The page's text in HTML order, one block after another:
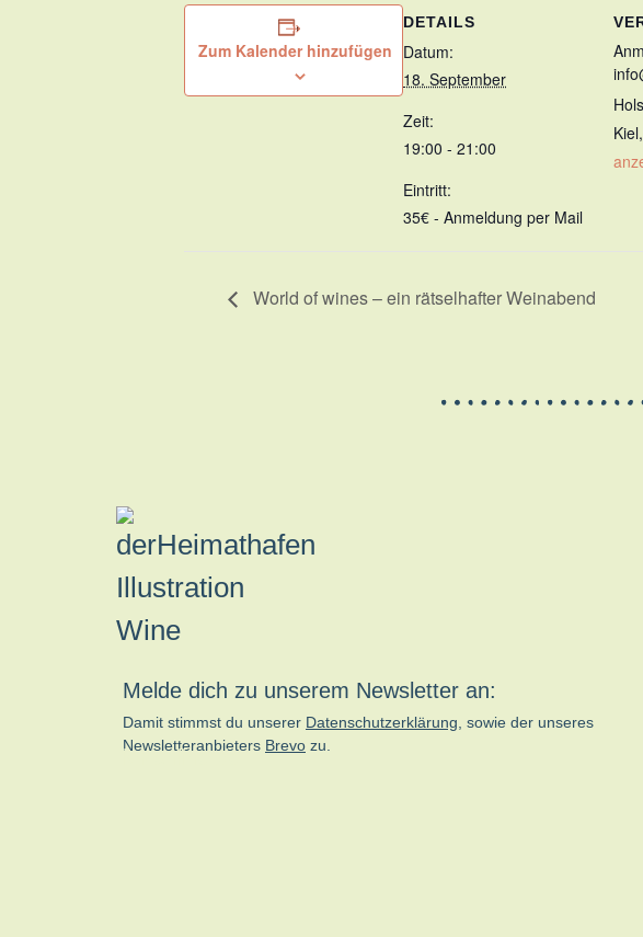
Zum Kalender hinzufügen
DETAILS
Datum:
18. September
Zeit:
19:00 - 21:00
Eintritt:
35€ - Anmeldung per Mail
Kiel,
World of wines – ein rätselhafter Weinabend
Melde dich zu unserem Newsletter an:
Damit stimmst du unserer Datenschutzerklärung, sowie der unseres
Newsletteranbieters Brevo zu.
kn-online.de